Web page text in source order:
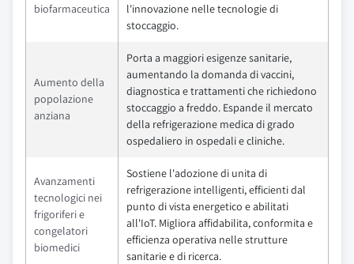
biofarmaceutica
l'innovazione nelle tecnologie di
stoccaggio.
Aumento della
popolazione
anziana
Porta a maggiori esigenze sanitarie,
aumentando la domanda di vaccini,
diagnostica e trattamenti che richiedono
stoccaggio a freddo. Espande il mercato
della refrigerazione medica di grado
ospedaliero in ospedali e cliniche.
Avanzamenti
tecnologici nei
frigoriferi e
congelatori
biomedici
Sostiene l'adozione di unita di
refrigerazione intelligenti, efficienti dal
punto di vista energetico e abilitati
all'IoT. Migliora affidabilita, conformita e
efficienza operativa nelle strutture
sanitarie e di ricerca.